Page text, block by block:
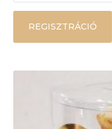
REGISZTRÁCIÓ